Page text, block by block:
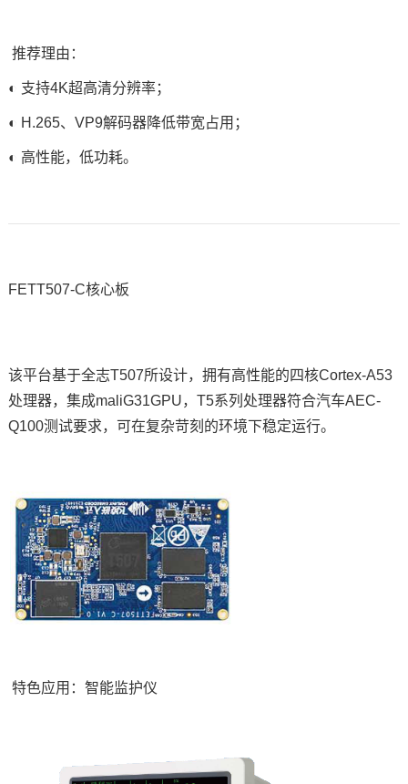
推荐理由：
◐ 支持4K超高清分辨率；
◐ H.265、VP9解码器降低带宽占用；
◐ 高性能，低功耗。
FETT507-C核心板
该平台基于全志T507所设计，拥有高性能的四核Cortex-A53
处理器，集成maliG31GPU，T5系列处理器符合汽车AEC-
Q100测试要求，可在复杂苛刻的环境下稳定运行。
特色应用：智能监护仪